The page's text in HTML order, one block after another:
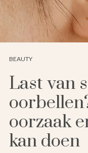
BEAUTY
Last van
oorzaak
kan doen